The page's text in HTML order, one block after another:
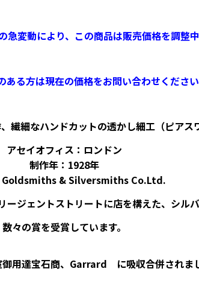
急変動により、この商品は販売価格を調整
ある方は現在の価格をお問い合わせくださ
繊細なハンドカットの透かし細工（ピア
アセイオフィス：ロンドン
制作年：1928年
Goldsmiths & Silversmiths Co.Ltd.
ェントストリートに店を構えた、シル
数々の賞を受賞しています。
御用達宝石商、Garrard に吸収合併されま